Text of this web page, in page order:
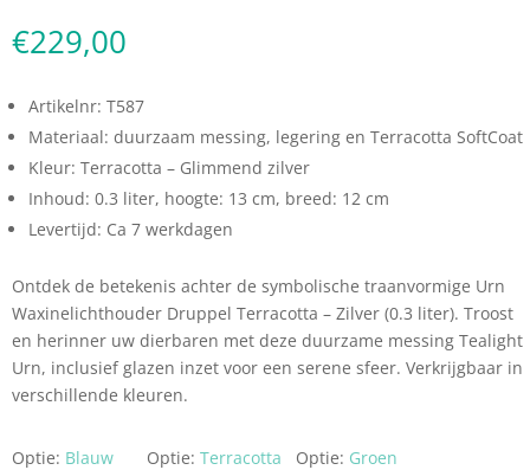
€229,00
Artikelnr: T587
Materiaal: duurzaam messing, legering en Terracotta SoftCoat
Kleur: Terracotta – Glimmend zilver
Inhoud: 0.3 liter, hoogte: 13 cm, breed: 12 cm
Levertijd: Ca 7 werkdagen
Ontdek de betekenis achter de symbolische traanvormige Urn
Waxinelichthouder Druppel Terracotta – Zilver (0.3 liter). Troost
en herinner uw dierbaren met deze duurzame messing Tealight
Urn, inclusief glazen inzet voor een serene sfeer. Verkrijgbaar in
verschillende kleuren.
Optie: Blauw Optie: Terracotta Optie: Groen